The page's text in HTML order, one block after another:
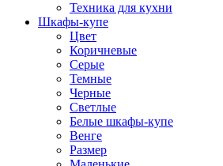
Техника для кухни
Шкафы-купе
Цвет
Коричневые
Серые
Темные
Черные
Светлые
Белые шкафы-купе
Венге
Размер